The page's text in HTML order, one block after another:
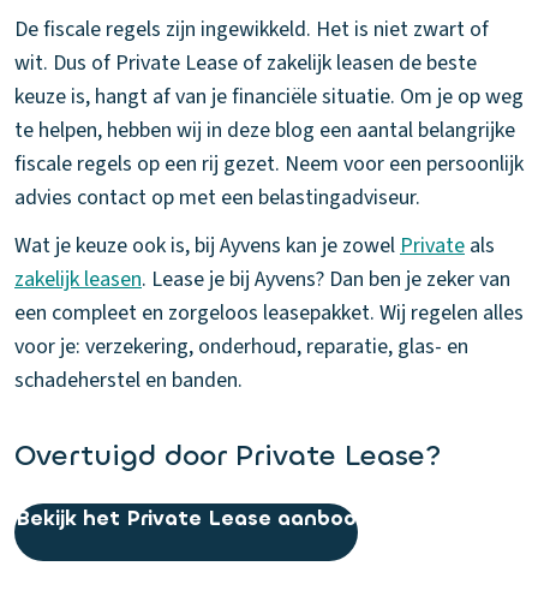
De fiscale regels zijn ingewikkeld. Het is niet zwart of
wit. Dus of Private Lease of zakelijk leasen de beste
keuze is, hangt af van je financiële situatie. Om je op weg
te helpen, hebben wij in deze blog een aantal belangrijke
fiscale regels op een rij gezet. Neem voor een persoonlijk
advies contact op met een belastingadviseur.
Wat je keuze ook is, bij Ayvens kan je zowel Private als
zakelijk leasen. Lease je bij Ayvens? Dan ben je zeker van
een compleet en zorgeloos leasepakket. Wij regelen alles
voor je: verzekering, onderhoud, reparatie, glas- en
schadeherstel en banden.
Overtuigd door Private Lease?
Bekijk het Private Lease aanbod